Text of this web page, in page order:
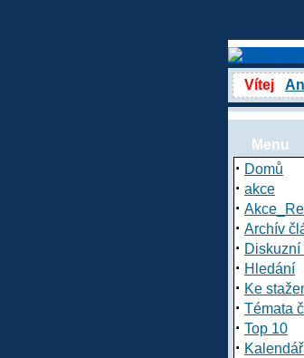
Vítej
Menu
· Domů
· akce
·
· Archív
· Diskuzní
· Hledání
· Ke
· Témata
· Top 10
·